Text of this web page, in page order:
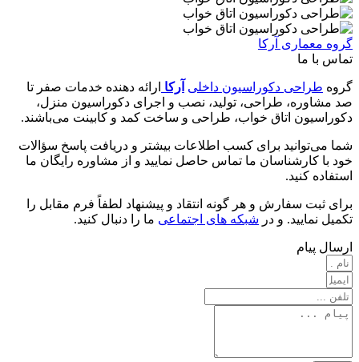
گروه معماری آرکا
تماس با ما
گروه طراحی دکوراسیون داخلی آرکا ارائه دهنده خدمات صفر تا
صد مشاوره، طراحی، تولید، نصب و اجرای دکوراسیون منزل،
دکوراسیون اتاق خواب، طراحی و ساخت کمد و کابینت می‌باشند.
شما می‌توانید برای کسب اطلاعات بیشتر و دریافت پاسخ سؤالات
خود با کارشناسان ما تماس حاصل نمایید و از مشاوره رایگان ما
استفاده کنید.
برای ثبت سفارش و هر گونه انتقاد و پیشنهاد لطفاً فرم مقابل را
تکمیل نمایید. و در شبکه های اجتماعی ما را دنبال کنید.
ارسال پیام